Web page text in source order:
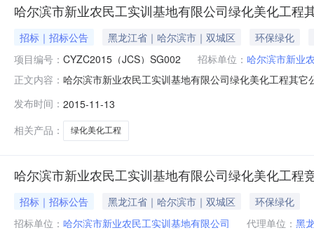
哈尔滨市新业农民工实训基地有限公司绿化美化工程
招标｜招标公告 黑龙江省｜哈尔滨市｜双城区
环保绿化
项目编号： CYZC2015（JCS）SG002 招标单位： 哈尔滨市新业
正文内容： 哈尔滨市新业农民工实训基地有限公司绿化美化工程其
暴雪荣项目联系电话13836176022采购人哈尔滨市新业
发布时间： 2015-11-13
相关产品：
绿化美化工程
哈尔滨市新业农民工实训基地有限公司绿化美化工程
招标｜招标公告 黑龙江省｜哈尔滨市｜双城区
环保绿化
招标单位： 哈尔滨市新业农民工实训基地有限公司 代理单位： 黑